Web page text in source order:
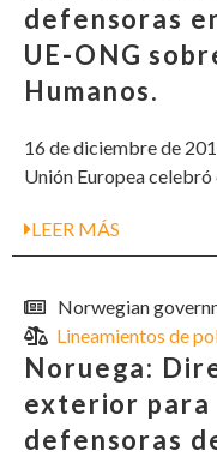
defensoras
UE-ONG
Humanos.
16 de diciembre de
Unión Europea celebró
LEER MÁS
Norwegian
Lineamientos de
Noruega:
exterior para
defensoras